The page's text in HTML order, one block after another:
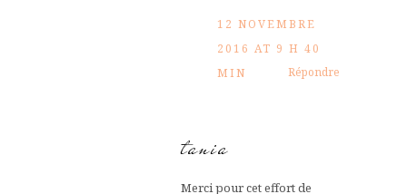
12 NOVEMBRE
2016 AT 9 H 40
MIN
Répondre
tania
Merci pour cet effort de